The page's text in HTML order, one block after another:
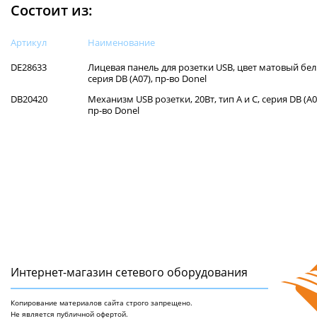
Состоит из:
Артикул
Наименованиe
DE28633
Лицевая панель для розетки USB, цвет матовый
серия DB (A07), пр-во Donel
DB20420
Механизм USB розетки, 20Вт, тип А и С, серия DB
пр-во Donel
Интернет-магазин сетeвого оборудования
Копирование материалов сайта строго запрещено.
Не является публичной офертой.